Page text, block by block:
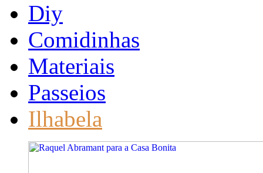
Diy
Comidinhas
Materiais
Passeios
Ilhabela